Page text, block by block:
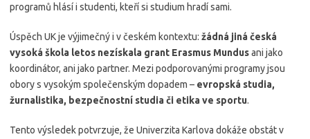
programů hlásí i studenti, kteří si studium hradí sami.
Úspěch UK je výjimečný i v českém kontextu: žádná jiná česká
vysoká škola letos nezískala grant Erasmus Mundusani jako
koordinátor, ani jako partner. Mezi podporovanými programy jsou
obory s vysokým společenským dopadem – evropská studia,
žurnalistika, bezpečnostní studia či etika ve sportu.
Tento výsledek potvrzuje, že Univerzita Karlova dokáže obstát v